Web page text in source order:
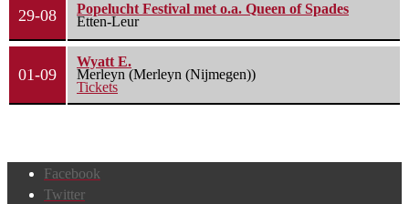
29-08
Popelucht Festival met o.a. Queen of Spades
Etten-Leur
01-09
Wyatt E.
Merleyn (Merleyn (Nijmegen))
Tickets
Facebook
Twitter